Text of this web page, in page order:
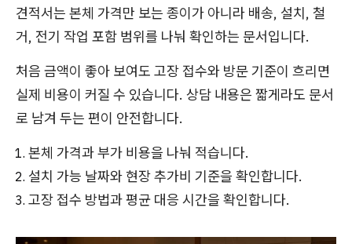
견적서는 본체 가격만 보는 종이가 아니라 배송, 설치, 철
거, 전기 작업 포함 범위를 나눠 확인하는 문서입니다.
처음 금액이 좋아 보여도 고장 접수와 방문 기준이 흐리면
실제 비용이 커질 수 있습니다. 상담 내용은 짧게라도 문서
로 남겨 두는 편이 안전합니다.
본체 가격과 부가 비용을 나눠 적습니다.
설치 가능 날짜와 현장 추가비 기준을 확인합니다.
고장 접수 방법과 평균 대응 시간을 확인합니다.